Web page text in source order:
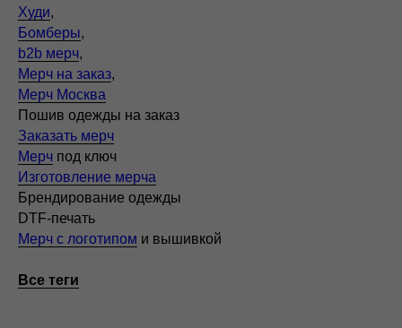
Худи,
Бомберы,
b2b мерч,
Мерч на заказ,
Мерч Москва
Пошив одежды на заказ
Заказать мерч
Мерч под ключ
Изготовление мерча
Брендирование одежды
DTF-печать
Мерч с логотипом и вышивкой
Все теги